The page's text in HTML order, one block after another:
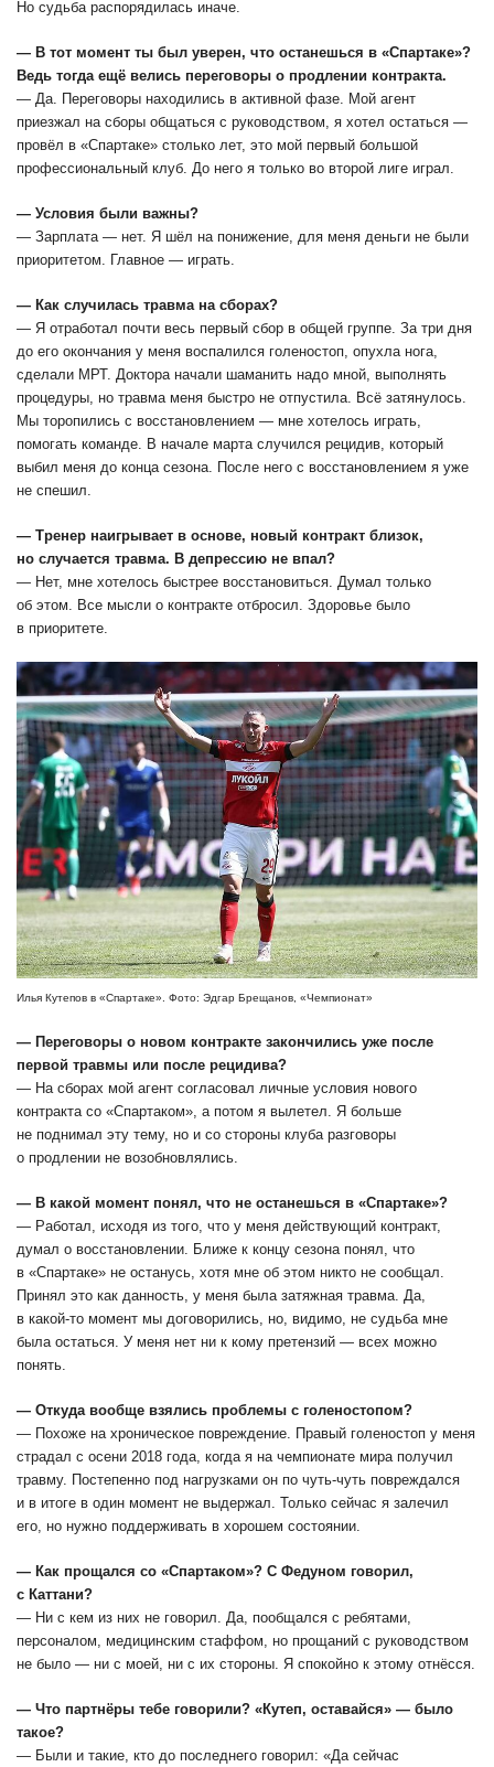
Но судьба распорядилась иначе.
― В тот момент ты был уверен, что останешься в «Спартаке»?
Ведь тогда ещё велись переговоры о продлении контракта.
― Да. Переговоры находились в активной фазе. Мой агент
приезжал на сборы общаться с руководством, я хотел остаться —
провёл в «Спартаке» столько лет, это мой первый большой
профессиональный клуб. До него я только во второй лиге играл.
― Условия были важны?
― Зарплата ― нет. Я шёл на понижение, для меня деньги не были
приоритетом. Главное ― играть.
― Как случилась травма на сборах?
― Я отработал почти весь первый сбор в общей группе. За три дня
до его окончания у меня воспалился голеностоп, опухла нога,
сделали МРТ. Доктора начали шаманить надо мной, выполнять
процедуры, но травма меня быстро не отпустила. Всё затянулось.
Мы торопились с восстановлением — мне хотелось играть,
помогать команде. В начале марта случился рецидив, который
выбил меня до конца сезона. После него с восстановлением я уже
не спешил.
― Тренер наигрывает в основе, новый контракт близок,
но случается травма. В депрессию не впал?
― Нет, мне хотелось быстрее восстановиться. Думал только
об этом. Все мысли о контракте отбросил. Здоровье было
в приоритете.
Илья Кутепов в «Спартаке». Фото: Эдгар Брещанов, «Чемпионат»
― Переговоры о новом контракте закончились уже после
первой травмы или после рецидива?
― На сборах мой агент согласовал личные условия нового
контракта со «Спартаком», а потом я вылетел. Я больше
не поднимал эту тему, но и со стороны клуба разговоры
о продлении не возобновлялись.
― В какой момент понял, что не останешься в «Спартаке»?
― Работал, исходя из того, что у меня действующий контракт,
думал о восстановлении. Ближе к концу сезона понял, что
в «Спартаке» не останусь, хотя мне об этом никто не сообщал.
Принял это как данность, у меня была затяжная травма. Да,
в какой-то момент мы договорились, но, видимо, не судьба мне
была остаться. У меня нет ни к кому претензий — всех можно
понять.
― Откуда вообще взялись проблемы с голеностопом?
― Похоже на хроническое повреждение. Правый голеностоп у меня
страдал с осени 2018 года, когда я на чемпионате мира получил
травму. Постепенно под нагрузками он по чуть-чуть повреждался
и в итоге в один момент не выдержал. Только сейчас я залечил
его, но нужно поддерживать в хорошем состоянии.
― Как прощался со «Спартаком»? С Федуном говорил,
с Каттани?
― Ни с кем из них не говорил. Да, пообщался с ребятами,
персоналом, медицинским стаффом, но прощаний с руководством
не было ― ни с моей, ни с их стороны. Я спокойно к этому отнёсся.
― Что партнёры тебе говорили? «Кутеп, оставайся» — было
такое?
― Были и такие, кто до последнего говорил: «Да сейчас